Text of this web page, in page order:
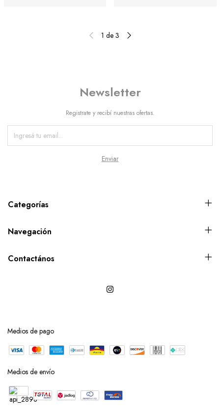
1 de 3
Newsletter
Registrate y recibí nuestras ofertas.
Categorías
Navegación
Contactános
Medios de pago
Medios de envío